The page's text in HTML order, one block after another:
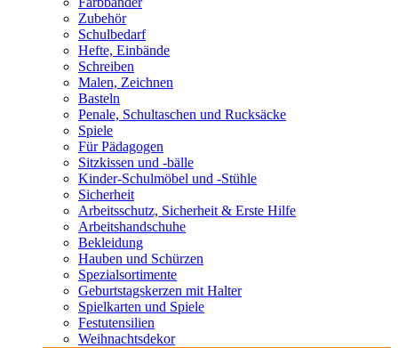
Zubehör
Schulbedarf
Hefte, Einbände
Schreiben
Malen, Zeichnen
Basteln
Penale, Schultaschen und Rucksäcke
Spiele
Für Pädagogen
Sitzkissen und -bälle
Kinder-Schulmöbel und -Stühle
Sicherheit
Arbeitsschutz, Sicherheit & Erste Hilfe
Arbeitshandschuhe
Bekleidung
Hauben und Schürzen
Spezialsortimente
Geburtstagskerzen mit Halter
Spielkarten und Spiele
Festutensilien
Weihnachtsdekor